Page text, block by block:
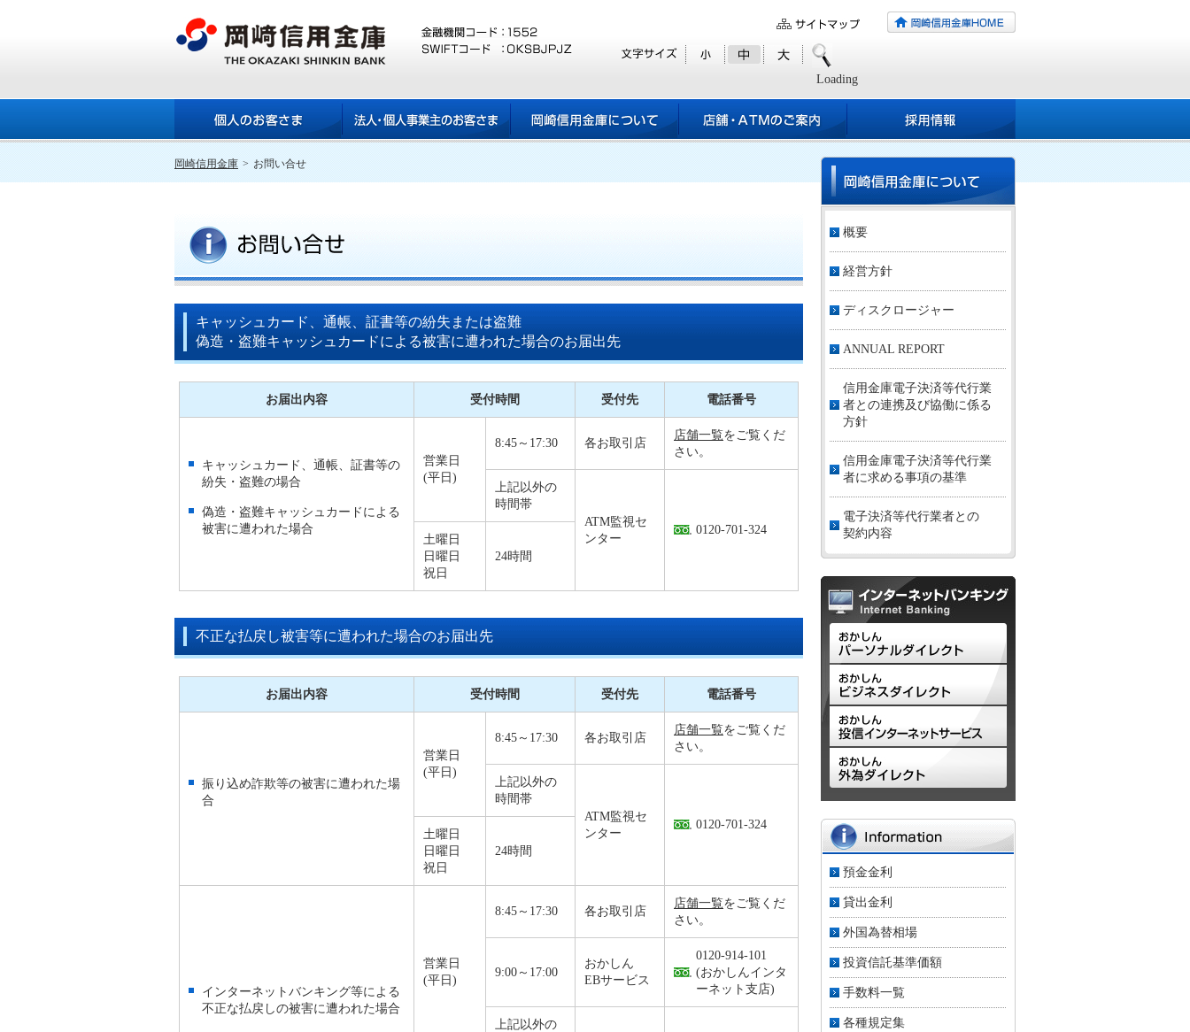
Loading
岡崎信用金庫 > お問い合せ
キャッシュカード、通帳、証書等の紛失または盗難
偽造・盗難キャッシュカードによる被害に遭われた場合のお届出先
お届出内容 受付時間 受付先 電話番号
キャッシュカード、通帳、証書等の
紛失・盗難の場合
偽造・盗難キャッシュカードによる
被害に遭われた場合
営業日
(平日)
8:45～17:30 各お取引店
店舗一覧をご覧くだ
さい。
上記以外の
時間帯
ATM監視セ
ンター
0120-701-324
土曜日
日曜日
祝日
24時間
不正な払戻し被害等に遭われた場合のお届出先
お届出内容 受付時間 受付先 電話番号
振り込め詐欺等の被害に遭われた場
合
営業日
(平日)
8:45～17:30 各お取引店
店舗一覧をご覧くだ
さい。
上記以外の
時間帯
ATM監視セ
ンター
0120-701-324
土曜日
日曜日
祝日
24時間
インターネットバンキング等による
不正な払戻しの被害に遭われた場合
営業日
(平日)
8:45～17:30 各お取引店
店舗一覧をご覧くだ
さい。
9:00～17:00
おかしん
EBサービス
0120-914-101
(おかしんインタ
ーネット支店)
上記以外の
概要
経営方針
ディスクロージャー
ANNUAL REPORT
信用金庫電子決済等代行業
者との連携及び協働に係る
方針
信用金庫電子決済等代行業
者に求める事項の基準
電子決済等代行業者との
契約内容
預金金利
貸出金利
外国為替相場
投資信託基準価額
手数料一覧
各種規定集